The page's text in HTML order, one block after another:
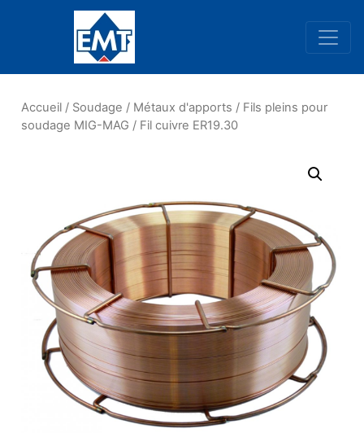
Navigation principale
Accueil / Soudage / Métaux d'apports / Fils pleins pour
soudage MIG-MAG / Fil cuivre ER19.30